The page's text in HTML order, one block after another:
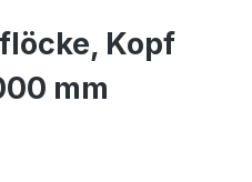
Kopf
mm